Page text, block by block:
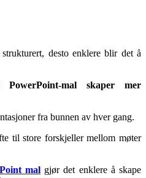
desto enklere blir det å
PowerPoint-mal skaper mer
fra bunnen av hver gang.
til store forskjeller mellom møter
malgjør det enklere å skape